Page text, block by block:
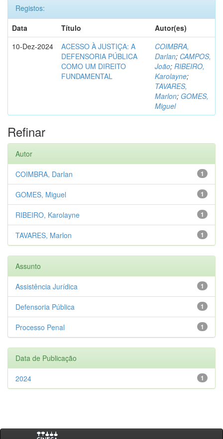
Registos:
Data
Título
Autor(es)
10-Dez-2024
ACESSO À JUSTIÇA: A
DEFENSORIA PÚBLICA
COMO UM DIREITO
FUNDAMENTAL
COIMBRA,
Darlan; CAMPOS,
João; RIBEIRO,
Karolayne;
TAVARES,
Marlon; GOMES,
Miguel
Refinar
Autor
1
COIMBRA, Darlan
1
GOMES, Miguel
1
RIBEIRO, Karolayne
1
TAVARES, Marlon
Assunto
1
Assistência Jurídica
1
Defensoria Pública
1
Processo Penal
Data de Publicação
1
2024